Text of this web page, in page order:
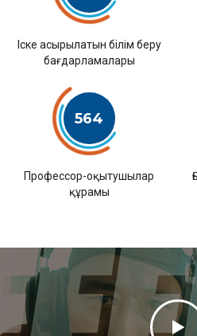
Іске асырылатын білім беру
бағдарламалары
564
Профессор-оқытушылар
құрамы